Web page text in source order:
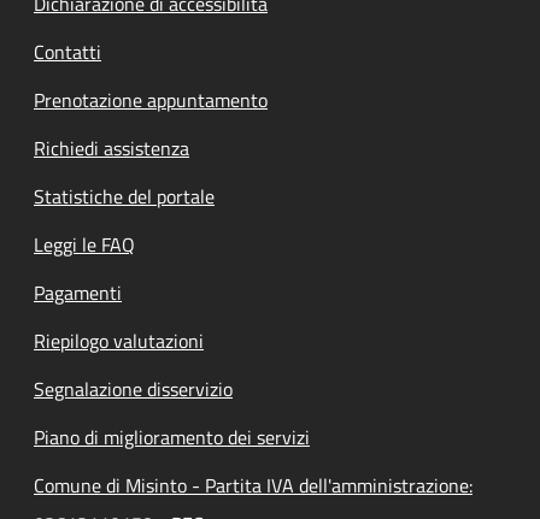
Contatti
Prenotazione appuntamento
Richiedi assistenza
Statistiche del portale
Leggi le FAQ
Pagamenti
Riepilogo valutazioni
Segnalazione disservizio
Piano di miglioramento dei servizi
Comune di Misinto - Partita IVA dell'amministrazione: